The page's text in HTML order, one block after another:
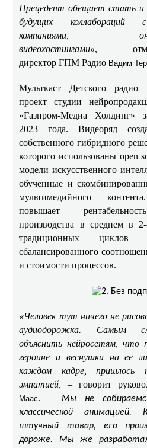
Прецедент обещает стать и
будущих коллабораций
компаниями,
видеохостингами», –
директор ГПМ Радио Вадим
Мульткаст Детского
проект студии
«Газпром-Медиа Холдинг»
2023 года. Видеоряд
собственного гибридного
которого использованы open
модели искусственного
обученные и
мультимедийного
повышает
производства в среднем в
традиционных
сбалансированного
и стоимости процессов.
«Человек тут ничего не
аудиодорожка. Самым
объяснить нейросетям, что
героине и веснушки на ее
каждом кадре, пришлось
эмпатией,– говорит
Маас. – Мы не
классической анимацией.
штучный товар, его
дороже. Мы же